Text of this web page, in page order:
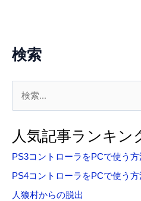
検索
象
:
人気記事ランキン
PS3コントローラをPCで使う方
PS4コントローラをPCで使う方
人狼村からの脱出